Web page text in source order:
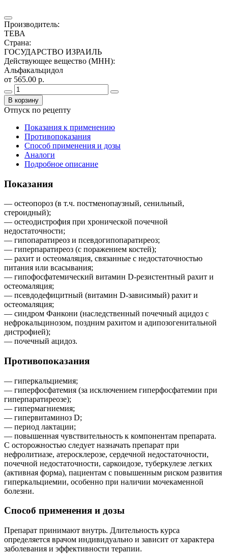
Производитель:
ТЕВА
Страна:
ГОСУДАРСТВО ИЗРАИЛЬ
Действующее вещество (МНН):
Альфакальцидол
от 565.00 р.
В корзину
Отпуск по рецепту
Показания к применению
Противопоказания
Способ применения и дозы
Аналоги
Подробное описание
Показания
— остеопороз (в т.ч. постменопаузный, сенильный,
стероидный);
— остеодистрофия при хронической почечной
недостаточности;
— гипопаратиреоз и псевдогипопаратиреоз;
— гиперпаратиреоз (с поражением костей);
— рахит и остеомаляция, связанные с недостаточностью
питания или всасывания;
— гипофосфатемический витамин D-резистентный рахит и
остеомаляция;
— псевдодефицитный (витамин D-зависимый) рахит и
остеомаляция;
— синдром Фанкони (наследственный почечный ацидоз с
нефрокальцинозом, поздним рахитом и адипозогенитальной
дистрофией);
— почечный ацидоз.
Противопоказания
— гиперкальциемия;
— гиперфосфатемия (за исключением гиперфосфатемии при
гиперпаратиреозе);
— гипермагниемия;
— гипервитаминоз D;
— период лактации;
— повышенная чувствительность к компонентам препарата.
С осторожностью следует назначать препарат при
нефролитиазе, атеросклерозе, сердечной недостаточности,
почечной недостаточности, саркоидозе, туберкулезе легких
(активная форма), пациентам с повышенным риском развития
гиперкальциемии, особенно при наличии мочекаменной
болезни.
Способ применения и дозы
Препарат принимают внутрь. Длительность курса
определяется врачом индивидуально и зависит от характера
заболевания и эффективности терапии.